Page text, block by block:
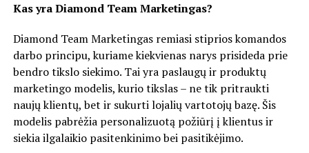
Kas yra Diamond Team Marketingas?
Diamond Team Marketingas remiasi stiprios komandos
darbo principu, kuriame kiekvienas narys prisideda prie
bendro tikslo siekimo. Tai yra paslaugų ir produktų
marketingo modelis, kurio tikslas – ne tik pritraukti
naujų klientų, bet ir sukurti lojalių vartotojų bazę. Šis
modelis pabrėžia personalizuotą požiūrį į klientus ir
siekia ilgalaikio pasitenkinimo bei pasitikėjimo.